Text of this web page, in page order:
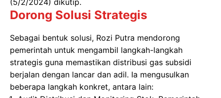
(5/2/2024) dikutip.
Dorong Solusi Strategis
Sebagai bentuk solusi, Rozi Putra mendorong
pemerintah untuk mengambil langkah-langkah
strategis guna memastikan distribusi gas subsidi
berjalan dengan lancar dan adil. Ia mengusulkan
beberapa langkah konkret, antara lain: